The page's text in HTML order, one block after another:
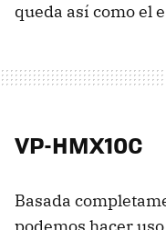
queda así como el
VP-HMX10C
Basada